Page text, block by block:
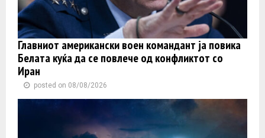
Главниот американски воен командант ја повика
Белата куќа да се повлече од конфликтот со
Иран
posted on 08/08/2026